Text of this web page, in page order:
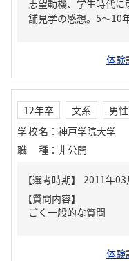
志望動機、学生時代
舗見学の感想。5～10
体験
12年卒 文系
男性
学校名 ： 神戸学院大学
職種 ： 非公開
【質問内容】
ごく一般的な質問
体験